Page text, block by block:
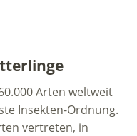
Arten weltweit
Insekten-Ordnung.
vertreten, in